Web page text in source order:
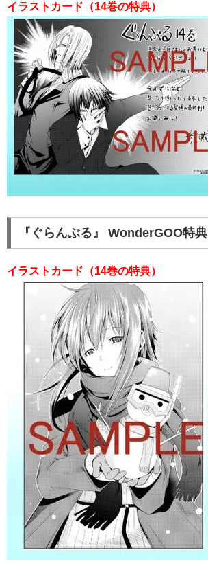
イラストカード（14巻の特典）
『ぐらんぶる』 WonderGOO特典
イラストカード（14巻の特典）